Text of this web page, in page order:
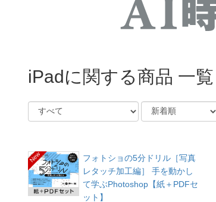
iPadに関する商品 一覧
New
フォトショの5分ドリル［写真
レタッチ加工編］ 手を動かし
て学ぶPhotoshop【紙＋PDFセ
ット】